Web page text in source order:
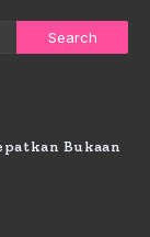
Bukaan